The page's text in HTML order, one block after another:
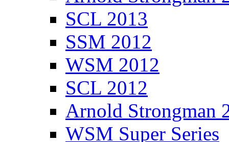
SCL 2013
SSM 2012
WSM 2012
SCL 2012
Arnold Strongman
WSM Super Series